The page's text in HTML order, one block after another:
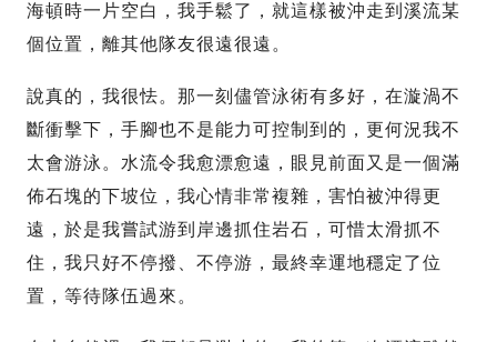
海頓時一片空白，我手鬆了，就這樣被沖走到溪流某
個位置，離其他隊友很遠很遠。
說真的，我很怯。那一刻儘管泳術有多好，在漩渦不
斷衝擊下，手腳也不是能力可控制到的，更何況我不
太會游泳。水流令我愈漂愈遠，眼見前面又是一個滿
佈石塊的下坡位，我心情非常複雜，害怕被沖得更
遠，於是我嘗試游到岸邊抓住岩石，可惜太滑抓不
住，我只好不停撥、不停游，最終幸運地穩定了位
置，等待隊伍過來。